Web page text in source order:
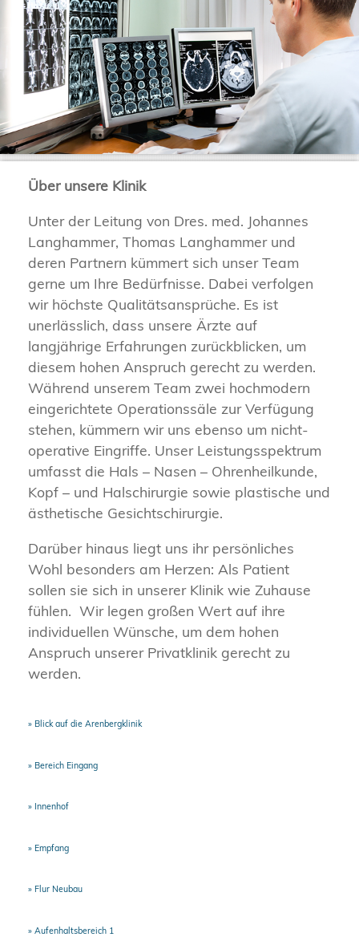
Über unsere Klinik
Unter der Leitung von Dres. med. Johannes
Langhammer, Thomas Langhammer und
deren Partnern kümmert sich unser Team
gerne um Ihre Bedürfnisse. Dabei verfolgen
wir höchste Qualitätsansprüche. Es ist
unerlässlich, dass unsere Ärzte auf
langjährige Erfahrungen zurückblicken, um
diesem hohen Anspruch gerecht zu werden.
Während unserem Team zwei hochmodern
eingerichtete Operationssäle zur Verfügung
stehen, kümmern wir uns ebenso um nicht-
operative Eingriffe. Unser Leistungsspektrum
umfasst die Hals – Nasen – Ohrenheilkunde,
Kopf – und Halschirurgie sowie plastische und
ästhetische Gesichtschirurgie.
Darüber hinaus liegt uns ihr persönliches
Wohl besonders am Herzen: Als Patient
sollen sie sich in unserer Klinik wie Zuhause
fühlen. Wir legen großen Wert auf ihre
individuellen Wünsche, um dem hohen
Anspruch unserer Privatklinik gerecht zu
werden.
Blick auf die Arenbergklinik
Bereich Eingang
Innenhof
Empfang
Flur Neubau
Aufenhaltsbereich 1